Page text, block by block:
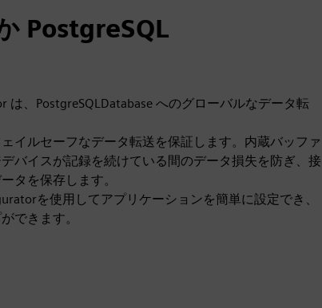
PostgreSQL
は、PostgreSQLDatabase へのグローバルなデータ転
イルセーフなデータ転送を保証します。内蔵バッファ
バイスが記録を続けている間のデータ損失を防ぎ、接
タを保存します。
を使用してアプリケーションを簡単に設定でき、
できます。